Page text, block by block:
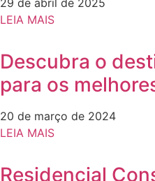
29 de abril de 2025
LEIA MAIS
Descubra o
para os
20 de março de 2024
LEIA MAIS
Residencial